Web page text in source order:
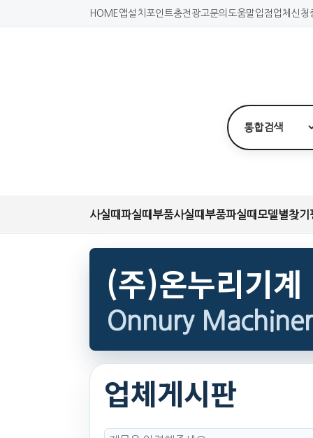
HOME 앱설치 포인트충전 광고문의 도움말입점업체신청
사실때파실때 부품사실때 부품파실때 모델별찾기
(주)온누리기계
Onnury
업체게시판